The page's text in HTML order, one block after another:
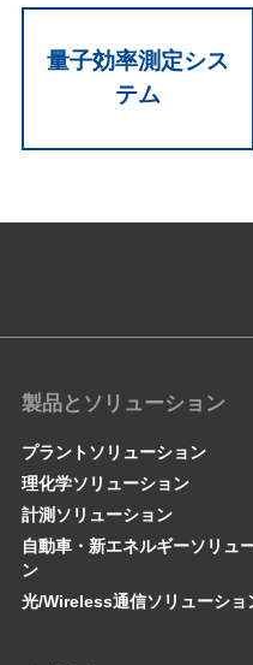
量子効率測定シス
テム
製品とソリューション
プラントソリューション
理化学ソリューション
計測ソリューション
自動車・新エネルギーソリュ
ン
光/Wireless通信ソリューショ